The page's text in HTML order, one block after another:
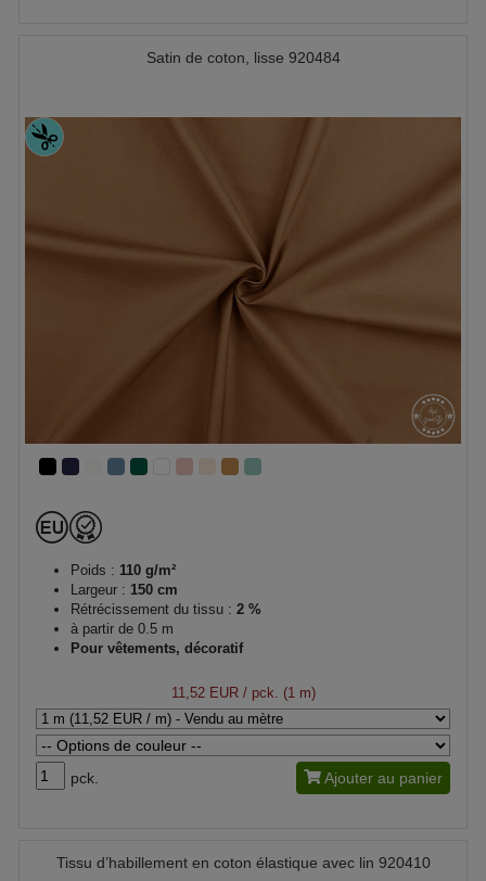
Satin de coton, lisse 920484
Poids : 110 g/m²
Largeur : 150 cm
Rétrécissement du tissu : 2 %
à partir de 0.5 m
Pour vêtements, décoratif
11,52 EUR/ pck. (1 m)
pck. Ajouter au panier
Tissu d’habillement en coton élastique avec lin 920410